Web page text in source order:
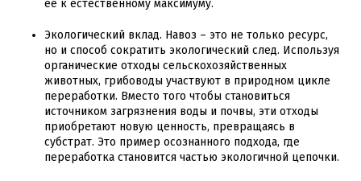
её к естественному максимуму.
Экологический вклад. Навоз – это не только ресурс,
но и способ сократить экологический след. Используя
органические отходы сельскохозяйственных
животных, грибоводы участвуют в природном цикле
переработки. Вместо того чтобы становиться
источником загрязнения воды и почвы, эти отходы
приобретают новую ценность, превращаясь в
субстрат. Это пример осознанного подхода, где
переработка становится частью экологичной цепочки.